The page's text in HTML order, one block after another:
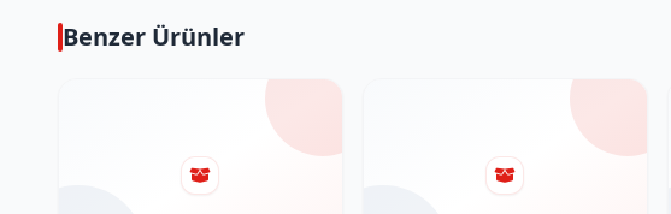
Benzer Ürünler